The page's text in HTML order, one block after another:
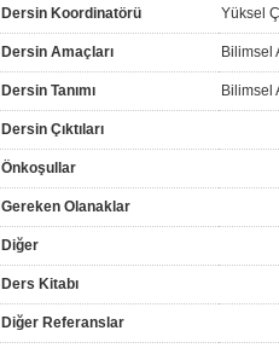
Dersin Koordinatörü Yüksel
Dersin Amaçları Bilimsel
Dersin Tanımı Bilimsel
Dersin Çıktıları
Önkoşullar
Gereken Olanaklar
Diğer
Ders Kitabı
Diğer Referanslar